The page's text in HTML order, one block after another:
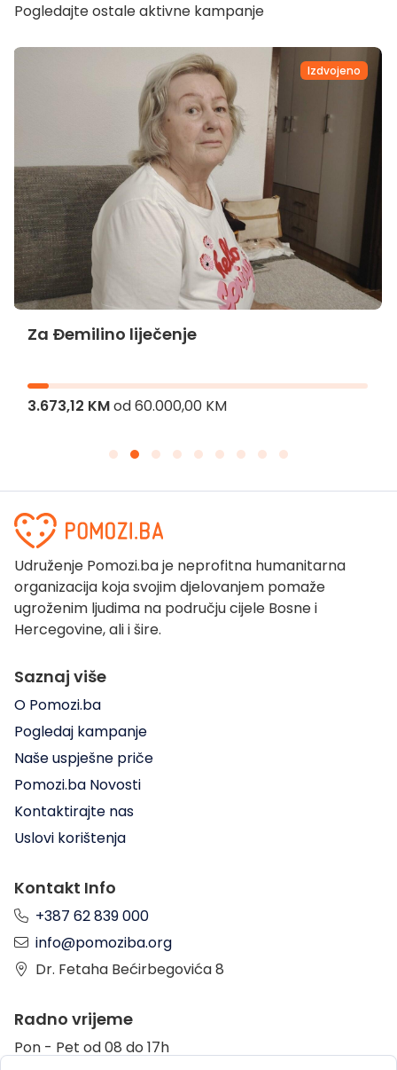
Pogledajte ostale aktivne kampanje
Izdvojeno
Za Đemilino liječenje
3.673,12 KMod60.000,00 KM
Udruženje Pomozi.ba je neprofitna humanitarna
organizacija koja svojim djelovanjem pomaže
ugroženim ljudima na području cijele Bosne i
Hercegovine, ali i šire.
Saznaj više
O Pomozi.ba
Pogledaj kampanje
Naše uspješne priče
Pomozi.ba Novosti
Kontaktirajte nas
Uslovi korištenja
Kontakt Info
+387 62 839 000
info@pomoziba.org
Dr. Fetaha Bećirbegovića 8
Radno vrijeme
Pon - Pet od 08 do 17h